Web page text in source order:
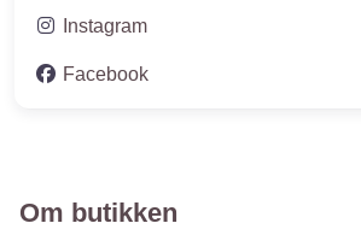
Instagram
Facebook
Om butikken